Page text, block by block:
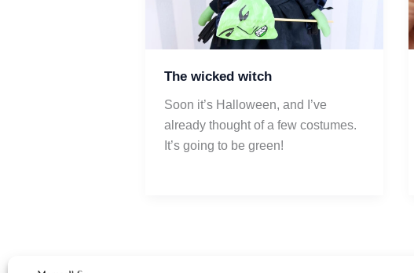
The wicked witch
Soon it’s Halloween, and I’ve
already thought of a few costumes.
It’s going to be green!